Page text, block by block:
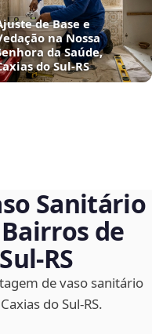
de Base e
na Nossa
da Saúde,
do Sul‑RS
Sanitário
de
de vaso sanitário
do Sul‑RS.